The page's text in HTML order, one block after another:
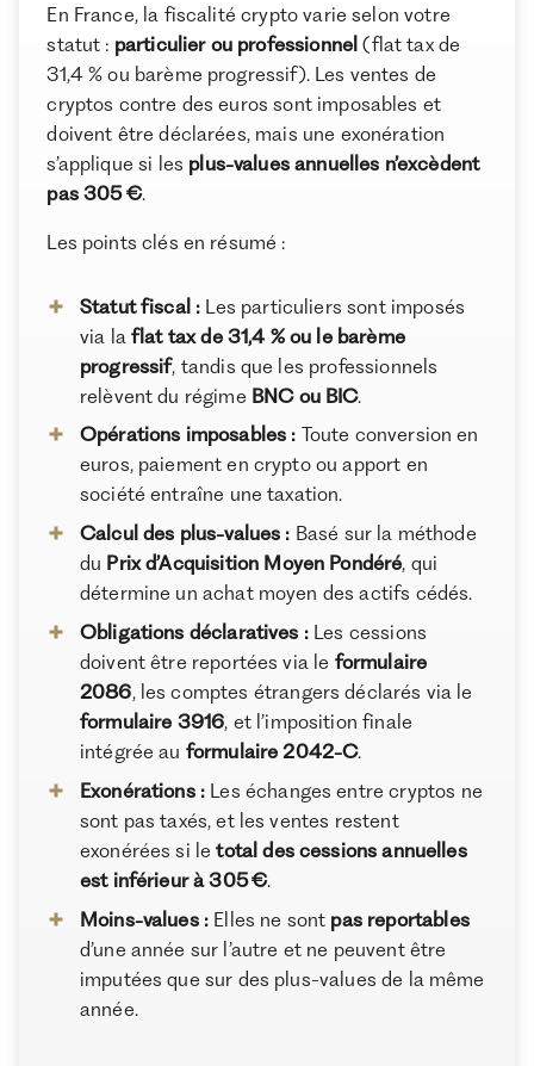
obligations en 2026 ?
Moins-values, exonérations et cas particuliers des
cryptomonnaies
Imposition des revenus passifs en cryptomonnaies
(minage, staking, lending, DeFi)
Nouveautés fiscales 2026 et durcissement des
contrôles
impôts ?
Conclusion
À propos de Ramify
Pour une clientèle exigeante, nous combinons
expertise patrimoniale, technologie et sélection
une logique de performance à long terme.
En France, la fiscalité crypto varie selon votre
statut : particulier ou professionnel (flat tax de
31,4 % ou barème progressif). Les ventes de
cryptos contre des euros sont imposables et
doivent être déclarées, mais une exonération
s’applique si les plus-values annuelles n’excèdent
pas 305 €.
Les points clés en résumé :
Statut fiscal : Les particuliers sont imposés
via la flat tax de 31,4 % ou le barème
progressif, tandis que les professionnels
relèvent du régime BNC ou BIC.
Opérations imposables : Toute conversion en
euros, paiement en crypto ou apport en
société entraîne une taxation.
Calcul des plus-values : Basé sur la méthode
du Prix d’Acquisition Moyen Pondéré, qui
détermine un achat moyen des actifs cédés.
Obligations déclaratives :Les cessions
doivent être reportées via le formulaire
2086, les comptes étrangers déclarés via le
formulaire 3916, et l’imposition finale
intégrée au formulaire 2042-C.
Exonérations : Les échanges entre cryptos ne
sont pas taxés, et les ventes restent
exonérées si letotal des cessions annuelles
est inférieur à 305 €.
Moins-values : Elles ne sont pas reportables
d’une année sur l’autre et ne peuvent être
imputées que sur des plus-values de la même
année.